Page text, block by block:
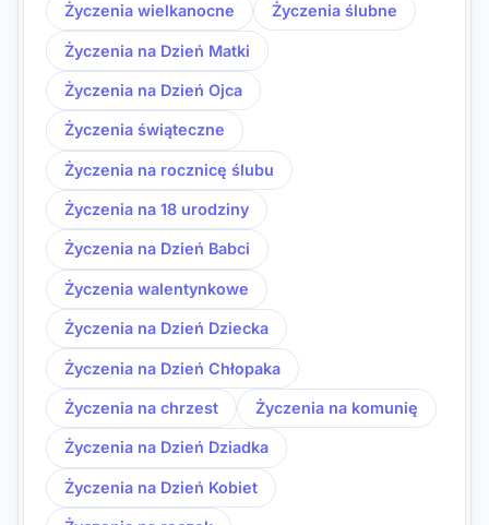
Życzenia wielkanocne Życzenia ślubne
Życzenia na Dzień Matki
Życzenia na Dzień Ojca
Życzenia świąteczne
Życzenia na rocznicę ślubu
Życzenia na 18 urodziny
Życzenia na Dzień Babci
Życzenia walentynkowe
Życzenia na Dzień Dziecka
Życzenia na Dzień Chłopaka
Życzenia na chrzest Życzenia na komunię
Życzenia na Dzień Dziadka
Życzenia na Dzień Kobiet